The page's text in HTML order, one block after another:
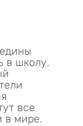
в школу.
все
в мире.